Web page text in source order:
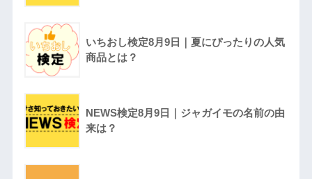
いちおし検定8月9日｜夏にぴったりの人気
商品とは？
NEWS検定8月9日｜ジャガイモの名前の由
来は？